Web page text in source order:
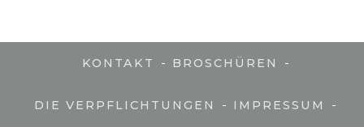
KONTAKT - BROSCHÜREN -
DIE VERPFLICHTUNGEN - IMPRESSUM -